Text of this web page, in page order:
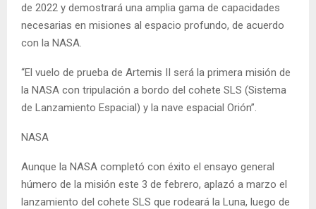
de 2022 y demostrará una amplia gama de capacidades
necesarias en misiones al espacio profundo, de acuerdo
con la NASA.
“El vuelo de prueba de Artemis II será la primera misión de
la NASA con tripulación a bordo del cohete SLS (Sistema
de Lanzamiento Espacial) y la nave espacial Orión”.
NASA
Aunque la NASA completó con éxito el ensayo general
húmero de la misión este 3 de febrero, aplazó a marzo el
lanzamiento del cohete SLS que rodeará la Luna, luego de